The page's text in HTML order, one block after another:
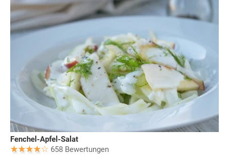
Fenchel-Apfel-Salat
658 Bewertungen